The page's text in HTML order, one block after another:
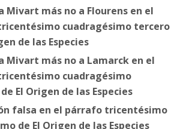
Mivart más no a Flourens en el
cuadragésimo tercero
de las Especies
Mivart más no a Lamarck en el
cuadragésimo
El Origen de las Especies
falsa en el párrafo tricentésimo
de El Origen de las Especies